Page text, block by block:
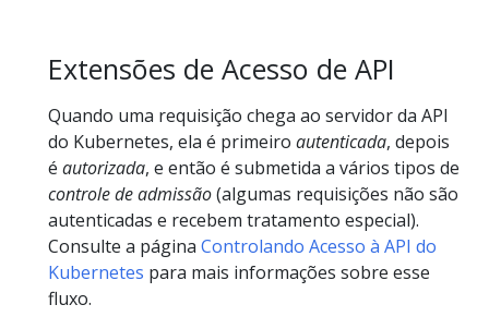
Extensões de Acesso de API
Quando uma requisição chega ao servidor da API
do Kubernetes, ela é primeiro autenticada, depois
é autorizada, e então é submetida a vários tipos de
controle de admissão(algumas requisições não são
autenticadas e recebem tratamento especial).
Consulte a página Controlando Acesso à API do
Kubernetes para mais informações sobre esse
fluxo.